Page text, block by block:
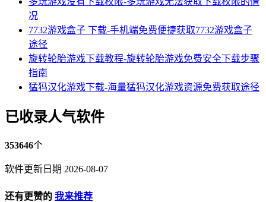
况
7732游戏盒子 下载-手机端免费便捷获取7732游戏盒子
途径
旋转轮胎游戏下载教程-旋转轮胎游戏免费安全下载步骤
指南
猛犸汉化游戏下载-海量猛犸汉化游戏资源免费获取途径
已收录人气软件
353646个
软件更新日期 2026-08-07
还有更赞的 我来推荐